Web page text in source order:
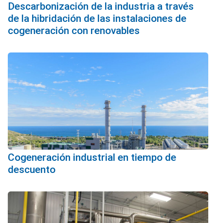
Descarbonización de la industria a través
de la hibridación de las instalaciones de
cogeneración con renovables
Cogeneración industrial en tiempo de
descuento